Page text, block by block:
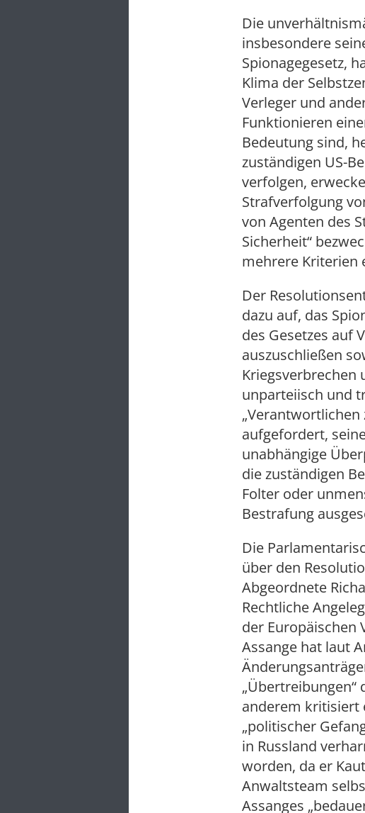
Die
insbesondere
Spionagegesetz,
Klima der
Verleger und
Funktionieren
Bedeutung sind,
zuständigen US-
verfolgen,
Strafverfolgung
von Agenten des
Sicherheit“
mehrere Kriterien
Der
dazu auf, das
des Gesetzes auf
auszuschließen
Kriegsverbrechen
unparteiisch und
„Verantwortlichen
aufgefordert,
unabhängige
die zuständigen
Folter oder
Bestrafung
Die
über den
Abgeordnete
Rechtliche
der Europäischen
Assange hat laut
anderem kritisiert
„politischer
in Russland
worden, da er
Anwaltsteam
Assanges